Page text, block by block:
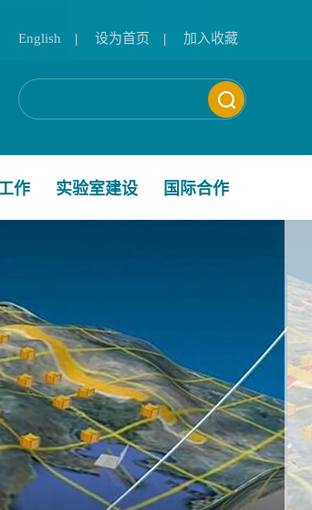
English | 设为首页 | 加入收藏
作 实验室建设 国际合作